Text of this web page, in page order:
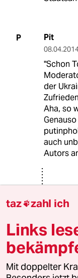
P Pit
"Schon
der
Aha, so
auch
Autors
S
hm,
vor
taz zahl ich
Links
Mit doppelter